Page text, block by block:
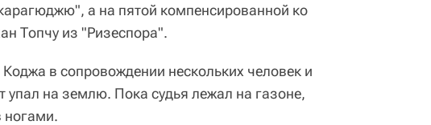
а на пятой компенсированной ко
Топчу из "Ризеспора".
в сопровождении нескольких человек и
упал на землю. Пока судья лежал на газоне,
ногами.